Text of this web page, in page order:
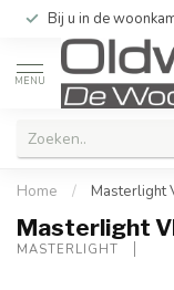
Bij u in de
MENU
Home / Masterlight
Masterlight
MASTERLIGHT